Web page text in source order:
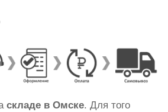
складе в Омске. Для того